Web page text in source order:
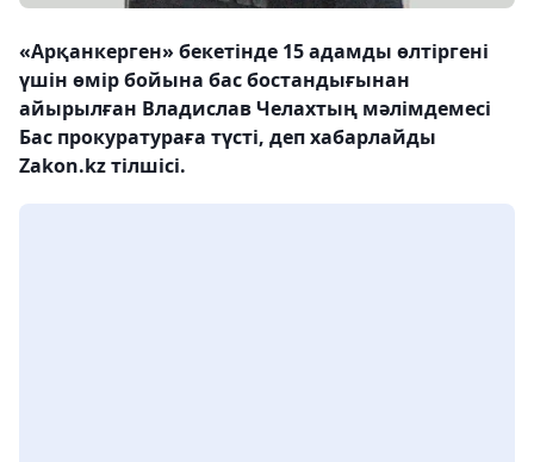
«Арқанкерген» бекетінде 15 адамды өлтіргені
үшін өмір бойына бас бостандығынан
айырылған Владислав Челахтың мәлімдемесі
Бас прокуратураға түсті, деп хабарлайды
Zakon.kz тілшісі.